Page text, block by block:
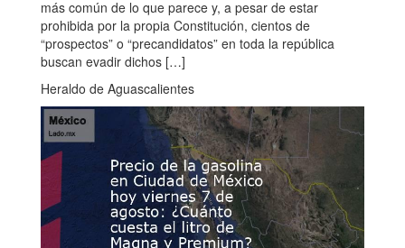
más común de lo que parece y, a pesar de estar
prohibida por la propia Constitución, cientos de
“prospectos” o “precandidatos” en toda la república
buscan evadir dichos […]
Heraldo de Aguascalientes